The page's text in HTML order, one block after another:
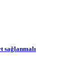
sağlanmalı